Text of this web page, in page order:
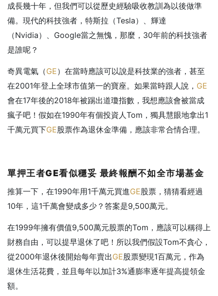
成長幾十年，但我們可以從歷史經驗吸收教訓為以後做準
備。現代的科技強者，特斯拉（Tesla）、輝達
（Nvidia）、Google當之無愧，那麼，30年前的科技強者
是誰呢？
奇異電氣（GE）在當時應該可以說是科技業的強者，甚至
在2001年登上全球市值第一的寶座。如果當時跟人說， GE
會在17年後的2018年被踢出道瓊指數，我想應該會被當成
瘋子吧！假如在1990年有個投資人Tom，獨具慧眼地拿出1
千萬元買下GE股票作為退休金準備，應該非常合情合理。
單押王者GE看似穩妥 最終報酬不如全市場基金
推算一下，在1990年用1千萬元買進GE股票，猜猜看經過
10年，這1千萬會變成多少？答案是9,500萬元。
在1999年擁有價值9,500萬元股票的Tom，應該可以稱得上
財務自由，可以提早退休了吧！所以我們假設Tom不貪心，
從2000年退休後開始每年賣出GE股票變現1百萬元，作為
退休生活花費，並且每年以加計3%通膨率逐年提高提領金
額。